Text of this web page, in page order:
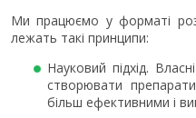
Ми працюємо у форматі
лежать такі принципи:
Науковий підхід.
створювати
більш ефективними і